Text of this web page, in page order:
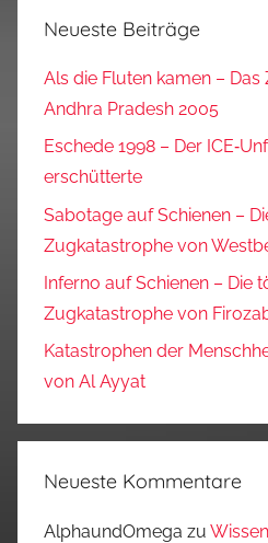
Neueste Beiträge
Als die Fluten kamen –
Andhra Pradesh 2005
Eschede 1998 – Der
erschütterte
Sabotage auf Schienen –
Zugkatastrophe von
Inferno auf Schienen – Die
Zugkatastrophe von
Katastrophen der
von Al Ayyat
Neueste Kommentare
AlphaundOmega zu